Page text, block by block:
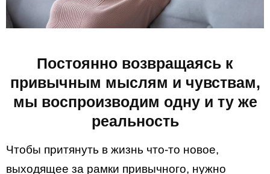
Постоянно возвращаясь к
привычным мыслям и чувствам,
мы воспроизводим одну и ту же
реальность
Чтобы притянуть в жизнь что-то новое,
выходящее за рамки привычного, нужно